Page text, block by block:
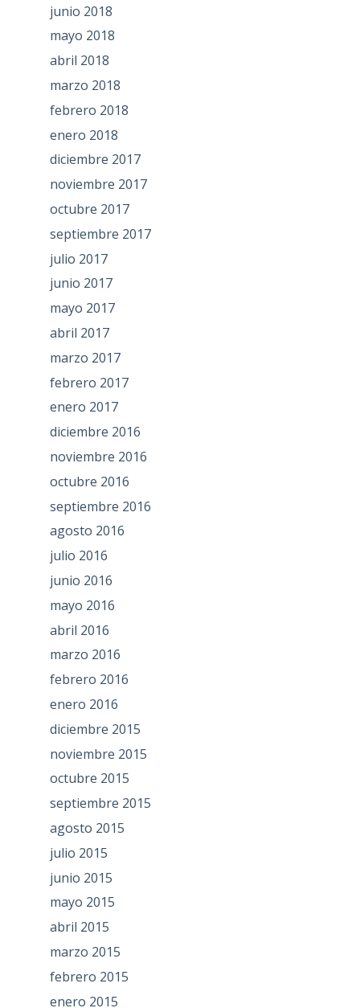
junio 2018
mayo 2018
abril 2018
marzo 2018
febrero 2018
enero 2018
diciembre 2017
noviembre 2017
octubre 2017
septiembre 2017
julio 2017
junio 2017
mayo 2017
abril 2017
marzo 2017
febrero 2017
enero 2017
diciembre 2016
noviembre 2016
octubre 2016
septiembre 2016
agosto 2016
julio 2016
junio 2016
mayo 2016
abril 2016
marzo 2016
febrero 2016
enero 2016
diciembre 2015
noviembre 2015
octubre 2015
septiembre 2015
agosto 2015
julio 2015
junio 2015
mayo 2015
abril 2015
marzo 2015
febrero 2015
enero 2015